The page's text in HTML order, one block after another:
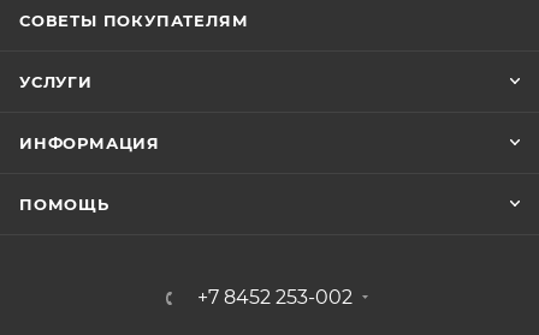
СОВЕТЫ ПОКУПАТЕЛЯМ
УСЛУГИ
ИНФОРМАЦИЯ
ПОМОЩЬ
+7 8452 253-002